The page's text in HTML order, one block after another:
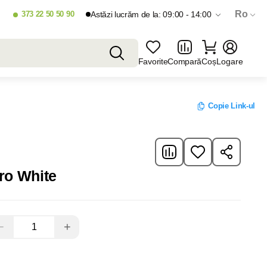
373 22 50 50 90 Astăzi lucrăm de la: 09:00 - 14:00 Ro
FavoriteComparăCoșLogare
Copie Link-ul
White
+